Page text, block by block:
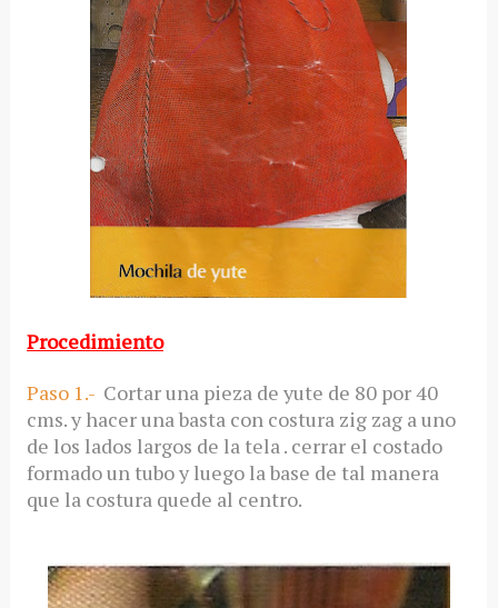
Procedimiento
Paso 1.-Cortar una pieza de yute de 80 por 40
cms. y hacer una basta con costura zig zag a uno
de los lados largos de la tela . cerrar el costado
formado un tubo y luego la base de tal manera
que la costura quede al centro.